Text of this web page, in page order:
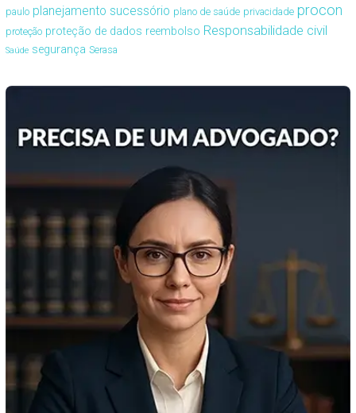
paulo planejamento sucessório plano de saúde privacidade procon
proteção proteção de dados reembolso Responsabilidade civil
Saúde segurança Serasa